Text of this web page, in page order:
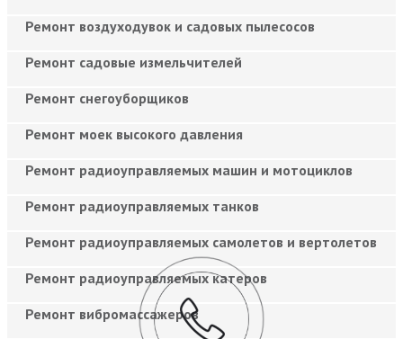
Ремонт воздуходувок и садовых пылесосов
Ремонт садовые измельчителей
Ремонт снегоуборщиков
Ремонт моек высокого давления
Ремонт радиоуправляемых машин и мотоциклов
Ремонт радиоуправляемых танков
Ремонт радиоуправляемых самолетов и вертолетов
Ремонт радиоуправляемых катеров
Ремонт вибромассажеров